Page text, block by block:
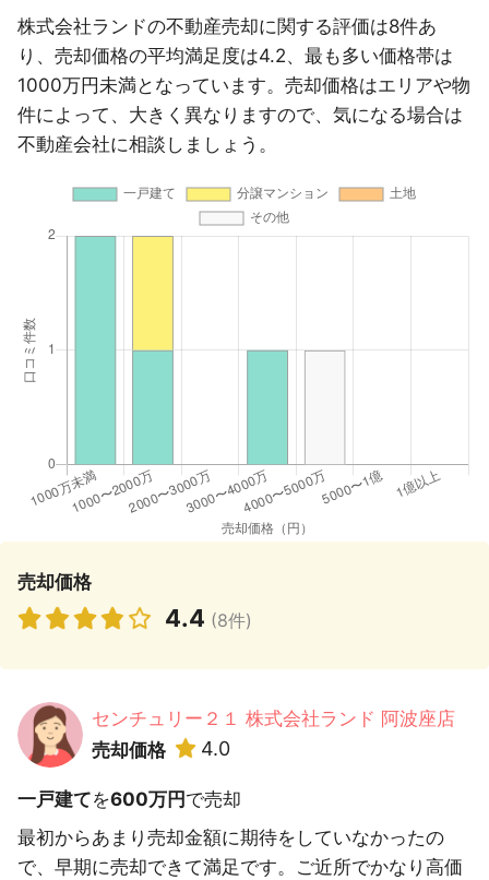
株式会社ランドの不動産売却に関する評価は8件あ
り、売却価格の平均満足度は4.2、最も多い価格帯は
1000万円未満となっています。売却価格はエリアや物
件によって、大きく異なりますので、気になる場合は
不動産会社に相談しましょう。
売却価格
4.4 (8件)
センチュリー２１ 株式会社ランド 阿波座店
売却価格
4.0
一戸建てを600万円 で売却
最初からあまり売却金額に期待をしていなかったの
で、早期に売却できて満足です。ご近所でかなり高価